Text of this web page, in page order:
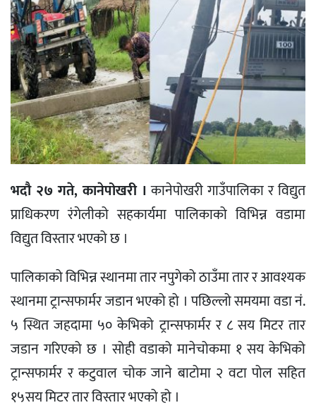
भदौ २७ गते, कानेपोखरी । कानेपोखरी गाउँपालिका र विद्युत
प्राधिकरण रंगेलीको सहकार्यमा पालिकाको विभिन्न वडामा
विद्युत विस्तार भएको छ ।
पालिकाको विभिन्न स्थानमा तार नपुगेको ठाउँमा तार र आवश्यक
स्थानमा ट्रान्सफार्मर जडान भएको हो । पछिल्लो समयमा वडा नं.
५ स्थित जहदामा ५० केभिको ट्रान्सफार्मर र ८ सय मिटर तार
जडान गरिएको छ । सोही वडाको मानेचोकमा १ सय केभिको
ट्रान्सफार्मर र कटुवाल चोक जाने बाटोमा २ वटा पोल सहित
१५सय मिटर तार विस्तार भएको हो ।